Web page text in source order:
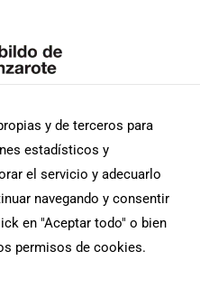
y de terceros para
estadísticos y
el servicio y adecuarlo
navegando y consentir
en "Aceptar todo" o bien
permisos de cookies.